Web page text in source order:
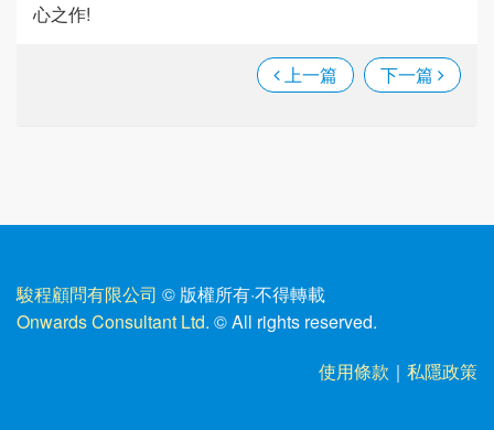
心之作!
上一篇 下一篇
駿程顧問有限公司 © 版權所有·不得轉載
Onwards Consultant Ltd. © All rights reserved.
使用條款 ｜ 私隱政策